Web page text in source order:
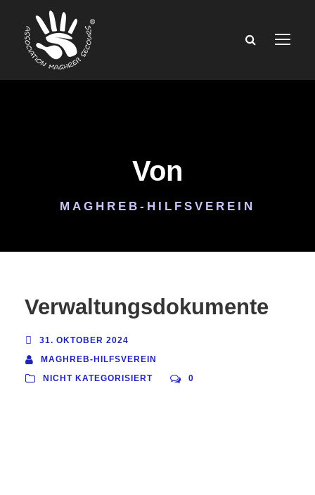
Von
MAGHREB-HILFSVEREIN
Verwaltungsdokumente
31. OKTOBER 2024
MAGHREB-HILFSVEREIN
NICHT KATEGORISIERT
0